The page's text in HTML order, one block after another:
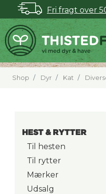
Fri fragt over
Shop Dyr Kat
HEST & RYTTER
Til hesten
Til rytter
Mærker
Udsalg